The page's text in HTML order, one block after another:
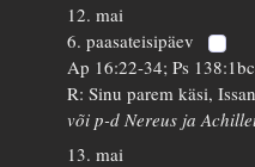
12. mai
6. paasateisipäev
Ap 16:22-34; Ps
R: Sinu parem käsi,
või p-d Nereus ja
13. mai